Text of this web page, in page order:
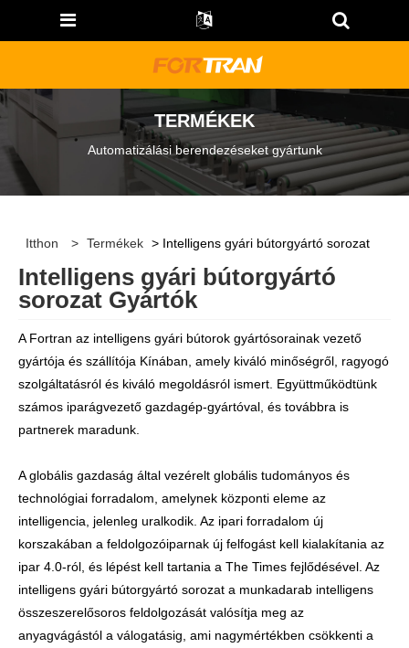
TERMÉKEK
Automatizálási berendezéseket gyártunk
Itthon > Termékek > Intelligens gyári bútorgyártó sorozat
Intelligens gyári bútorgyártó
sorozat Gyártók
A Fortran az intelligens gyári bútorok gyártósorainak vezető
gyártója és szállítója Kínában, amely kiváló minőségről, ragyogó
szolgáltatásról és kiváló megoldásról ismert. Együttműködtünk
számos iparágvezető gazdagép-gyártóval, és továbbra is
partnerek maradunk.
A globális gazdaság által vezérelt globális tudományos és
technológiai forradalom, amelynek központi eleme az
intelligencia, jelenleg uralkodik. Az ipari forradalom új
korszakában a feldolgozóiparnak új felfogást kell kialakítania az
ipar 4.0-ról, és lépést kell tartania a The Times fejlődésével. Az
intelligens gyári bútorgyártó sorozat a munkadarab intelligens
összeszerelősoros feldolgozását valósítja meg az
anyagvágástól a válogatásig, ami nagymértékben csökkenti a